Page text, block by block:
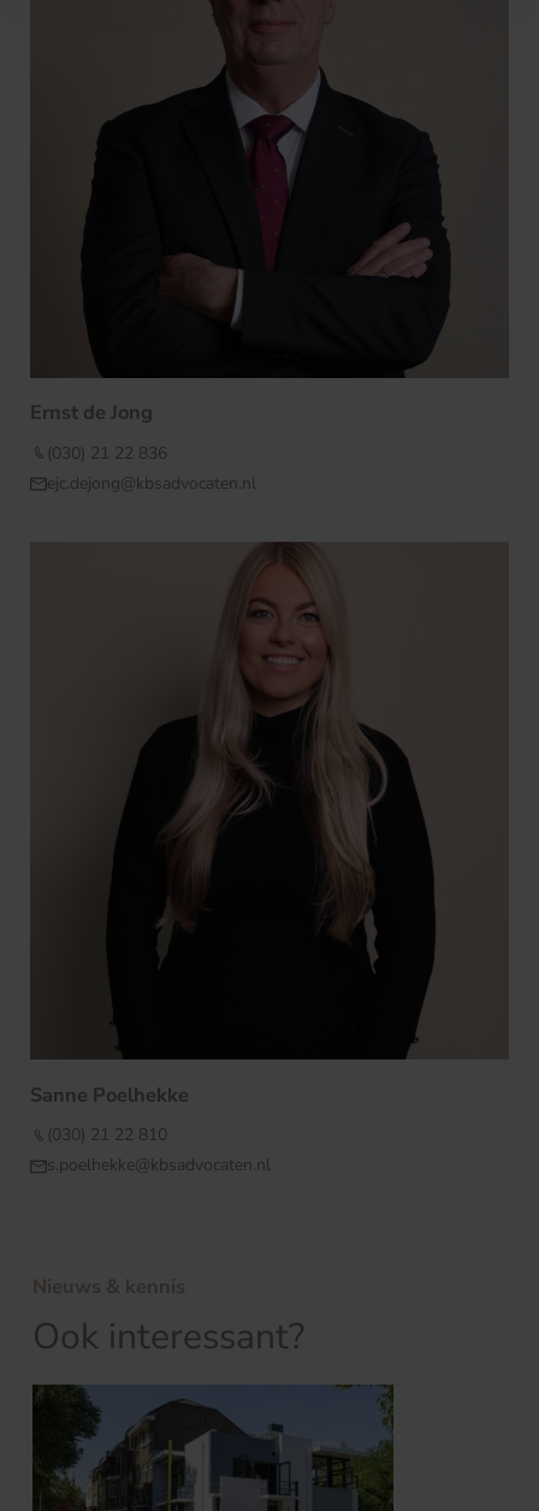
Ernst de Jong
(030) 21 22 836
ejc.dejong@kbsadvocaten.nl
Sanne Poelhekke
(030) 21 22 810
s.poelhekke@kbsadvocaten.nl
Nieuws & kennis
Ook interessant?